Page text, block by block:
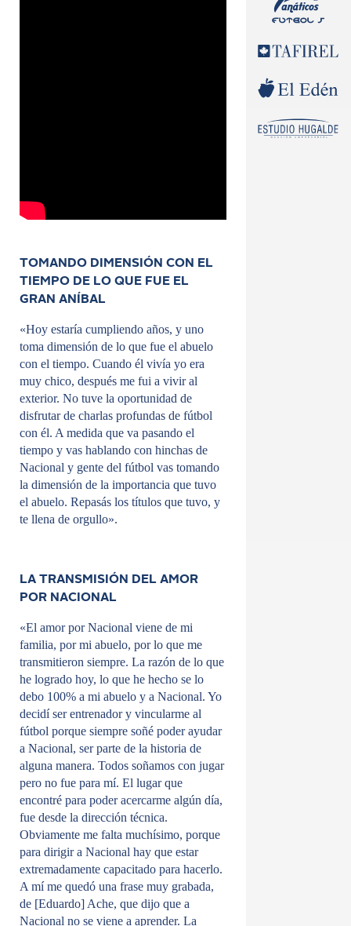
TOMANDO DIMENSIÓN CON EL
TIEMPO DE LO QUE FUE EL
GRAN ANÍBAL
«Hoy estaría cumpliendo años, y uno
toma dimensión de lo que fue el abuelo
con el tiempo. Cuando él vivía yo era
muy chico, después me fui a vivir al
exterior. No tuve la oportunidad de
disfrutar de charlas profundas de fútbol
con él. A medida que va pasando el
tiempo y vas hablando con hinchas de
Nacional y gente del fútbol vas tomando
la dimensión de la importancia que tuvo
el abuelo. Repasás los títulos que tuvo, y
te llena de orgullo».
LA TRANSMISIÓN DEL AMOR
POR NACIONAL
«El amor por Nacional viene de mi
familia, por mi abuelo, por lo que me
transmitieron siempre. La razón de lo que
he logrado hoy, lo que he hecho se lo
debo 100% a mi abuelo y a Nacional. Yo
decidí ser entrenador y vincularme al
fútbol porque siempre soñé poder ayudar
a Nacional, ser parte de la historia de
alguna manera. Todos soñamos con jugar
pero no fue para mí. El lugar que
encontré para poder acercarme algún día,
fue desde la dirección técnica.
Obviamente me falta muchísimo, porque
para dirigir a Nacional hay que estar
extremadamente capacitado para hacerlo.
A mí me quedó una frase muy grabada,
de [Eduardo] Ache, que dijo que a
Nacional no se viene a aprender. La